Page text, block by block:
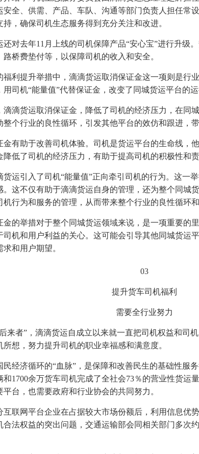
安全、供需、产品、车队、沟通等部门负责人担任常
，确保司机生态服务得到充分关注和改进。
还对去年11月上线的司机保障产品“安心宝”进行升级
桥费垫付等，以保障司机的收入和安全。
福利提升举措中，滴滴货运取消保证金这一项则是行
司机“能量值”代替保证金，改变了同城货运平台的运
滴滴货运取消保证金，降低了司机的经济压力，在同
个行业的良性循环，引发其他平台的效仿和跟进，
金有助于改善司机体验。司机是货运平台的生命线，
低了司机的经济压力，有助于提高司机的积极性和责
运引入了司机“能量值”正向牵引司机的行为。这一
。这不仅有助于滴滴货运自身的管理，还为整个同城
机行为和服务的管理，从而带来整个行业的良性循环
金的举措对于整个同城货运领域来说，是一项重要的
司机和用户利益的关心。这可能会引导其他同城货运
和用户期望。
03
提升货车司机福利
需要全行业努力
来者”，滴滴货运自成立以来就一直把司机权益和司
想，努力提升司机的职业幸福感和满意度。
经济循环的“血脉”，是保障和改善民生的基础性服
和1700余万货车司机完成了全社会73％的营业性货运
台，也需要政府和行业协会的共同努力。
互联网平台企业在占据较大市场份额后，利用信息优
合法权益的突出问题，交通运输部会同相关部门多次